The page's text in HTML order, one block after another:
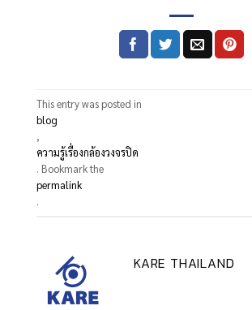
This entry was posted in
blog
,
ความรู้เรื่องกล้องวงจรปิด
. Bookmark the
permalink
.
KARE THAILAND